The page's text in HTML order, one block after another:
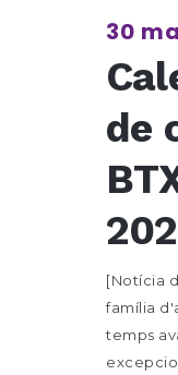
30
de
[Notícia
família
temps